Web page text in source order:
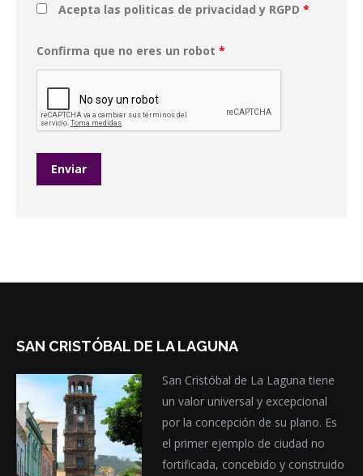
Acepta las politicas de privacidad y RGPD *
Confirma que no eres un robot *
SAN CRISTÓBAL DE LA LAGUNA
San Cristóbal de La Laguna tiene
un valor universal y excepcional
por la concepción de su plano. Es
el primer ejemplo de ciudad no
fortificada, concebido y construido